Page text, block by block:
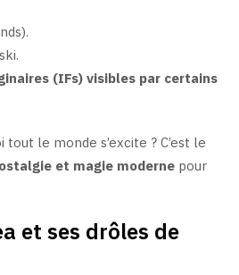
(IFs) visibles par certains
le monde s’excite ? C’est le
et magie modernepour
et ses drôles de